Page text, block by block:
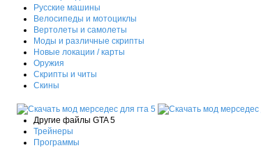
Русские машины
Велосипеды и мотоциклы
Вертолеты и самолеты
Моды и различные скрипты
Новые локации / карты
Оружия
Скрипты и читы
Скины
Другие файлы GTA 5
Трейнеры
Программы